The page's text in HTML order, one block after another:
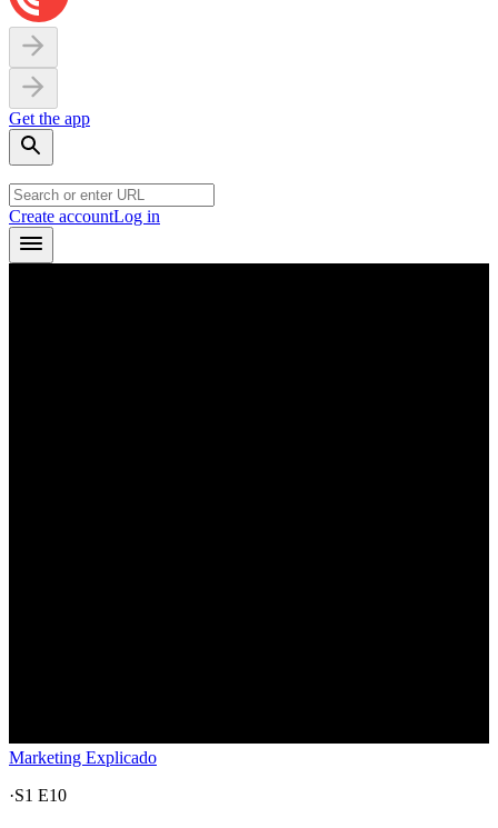
Get the app
Create accountLog in
Marketing Explicado
·S1 E10